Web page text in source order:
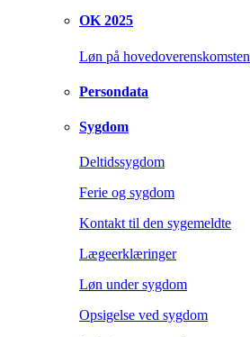
OK 2025
Løn på hovedoverenskomsten
Persondata
Sygdom
Deltidssygdom
Ferie og sygdom
Kontakt til den sygemeldte
Lægeerklæringer
Løn under sygdom
Opsigelse ved sygdom